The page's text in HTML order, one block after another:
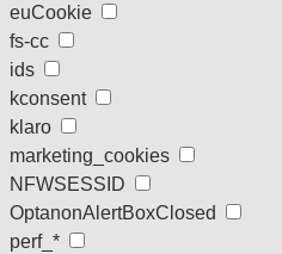
euCookie
fs-cc
ids
kconsent
klaro
marketing_cookies
NFWSESSID
OptanonAlertBoxClosed
perf_*